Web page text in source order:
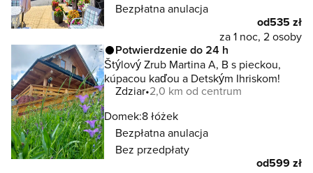
Bezpłatna anulacja
od535 zł
za 1 noc, 2 osoby
Potwierdzenie do 24 h
Štýlový Zrub Martina A, B s pieckou,
kúpacou kaďou a Detským Ihriskom!
Zdziar 2,0 km od centrum
Domek:8 łóżek
Bezpłatna anulacja
Bez przedpłaty
od599 zł